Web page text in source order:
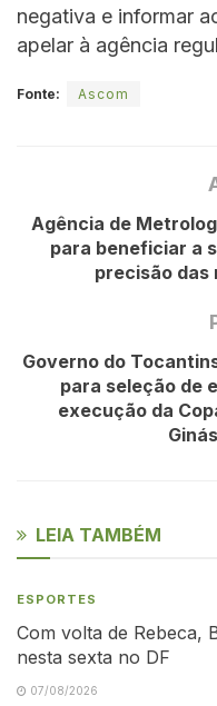
negativa e informar
apelar à agência
Fonte: Ascom
Agência de
para beneficiar a
precisão das
Governo do
para seleção de
execução da
LEIA TAMBÉM
ESPORTES
Com volta de Rebeca,
nesta sexta no DF
07/08/2026